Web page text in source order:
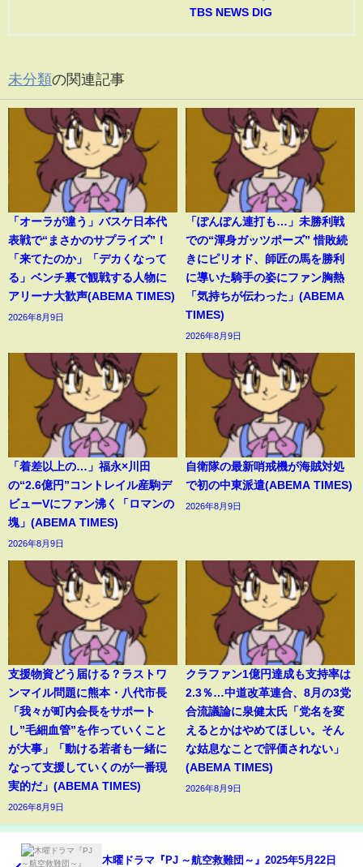
TBS NEWS DIG
未分類の関連記事
「オーラが違う」バスケ日本代
表戦で“まさかのサプライズ”！
「来てたのか」「デカくなって
る」ベンチ裏で観戦する人物に
アリーナ大歓声(ABEMA TIMES)
2026年8月9日
「ぽんぽん連打も…」未勝利戦
での“渾身ガッツポーズ” 惜敗続
きにピリオド、師匠の馬を勝利
に導いた騎手の姿にファン胸熱
「気持ちが伝わった」(ABEMA
TIMES)
2026年8月9日
「着差以上の…」福永×川田
の“2.6億円”コントレイル産駒デ
ビューVにファン沸く「ロマンの
塊」(ABEMA TIMES)
2026年8月9日
自衛隊の最新哨戒機が海賊対処
で初の中東派遣(ABEMA TIMES)
2026年8月9日
支援物資どう届ける？ラストワ
ンマイル問題に熊本・八代市長
「我々が町内会長をサポート
し”毛細血管”を作っていくこと
が大事」「動ける若者も一緒に
なって支援していくのが一番現
実的だ」(ABEMA TIMES)
2026年8月9日
クラファン1億円達成も支持率は
2.3％…中道改革連合、8月の3党
合流議論に泉健太氏「党名を変
えるとかはやめてほしい。そん
な姑息なことで評価されない」
(ABEMA TIMES)
2026年8月9日
木曜ドラマ『PJ ～航空救難団～』2025年5月22日